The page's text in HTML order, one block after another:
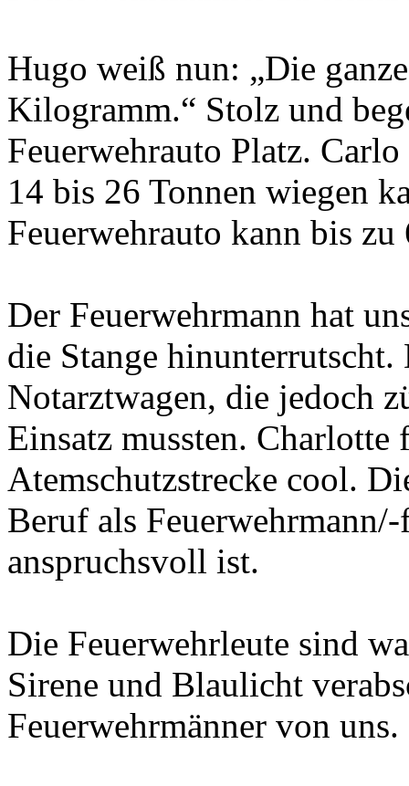
Hugo weiß nun: „Die
Kilogramm.“ Stolz und
Feuerwehrauto Platz.
14 bis 26 Tonnen wiegen
Feuerwehrauto kann bis
Der Feuerwehrmann hat
die Stange hinunterrutscht.
Notarztwagen, die jedoch
Einsatz mussten.
Atemschutzstrecke cool.
Beruf als
anspruchsvoll ist.
Die Feuerwehrleute sind
Sirene und Blaulicht
Feuerwehrmänner von uns.